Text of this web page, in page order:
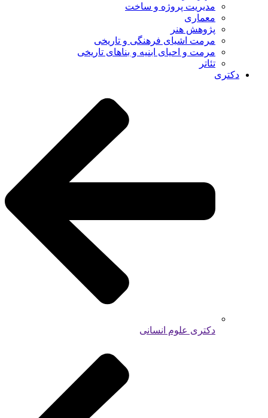
مدیریت پروژه و ساخت
معماری
پژوهش هنر
مرمت اشیای فرهنگی و تاریخی
مرمت و احیای ابنیه و بناهای تاریخی
تئاتر
دکتری
دکتری علوم انسانی